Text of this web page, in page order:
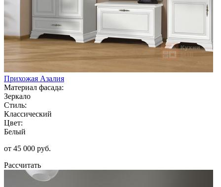
Прихожая Азалия
Материал фасада:
Зеркало
Стиль:
Классический
Цвет:
Белый
от 45 000 руб.
Рассчитать